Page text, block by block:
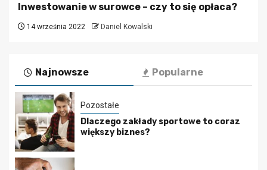
Inwestowanie w surowce – czy to się opłaca?
14 września 2022 Daniel Kowalski
Najnowsze Popularne
Pozostałe
Dlaczego zakłady sportowe to coraz
większy biznes?